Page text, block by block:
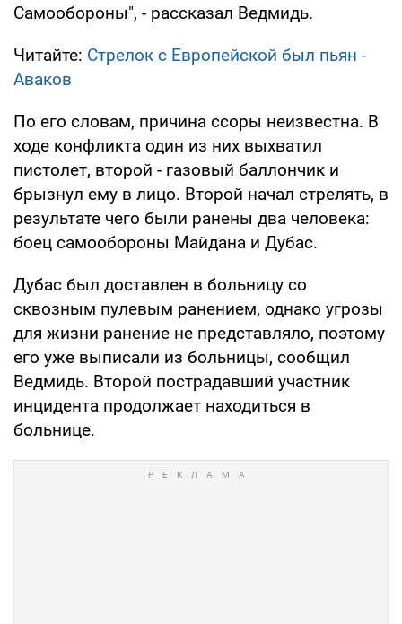
Самообороны", - рассказал Ведмидь.
Читайте: Стрелок с Европейской был пьян -
Аваков
По его словам, причина ссоры неизвестна. В
ходе конфликта один из них выхватил
пистолет, второй - газовый баллончик и
брызнул ему в лицо. Второй начал стрелять, в
результате чего были ранены два человека:
боец самообороны Майдана и Дубас.
Дубас был доставлен в больницу со
сквозным пулевым ранением, однако угрозы
для жизни ранение не представляло, поэтому
его уже выписали из больницы, сообщил
Ведмидь. Второй пострадавший участник
инцидента продолжает находиться в
больнице.